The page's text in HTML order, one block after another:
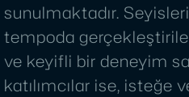
sunulmaktadır.
tempoda
ve keyifli bir deneyim
katılımcılar ise, isteğe